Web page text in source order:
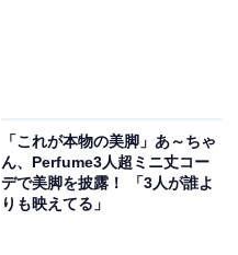
「これが本物の美脚」あ～ちゃ
ん、Perfume3人超ミニ丈コー
デで美脚を披露！ 「3人が誰よ
りも映えてる」